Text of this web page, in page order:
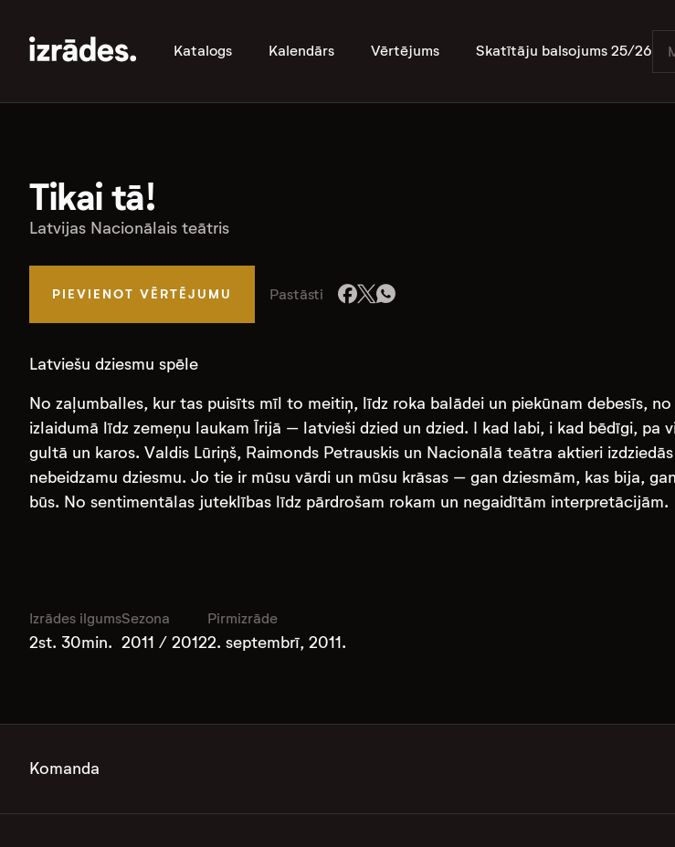
Katalogs Kalendārs Vērtējums Skatītāju balsojums 25/26
Tikai tā!
Latvijas Nacionālais teātris
PIEVIENOT VĒRTĒJUMU Pastāsti
Latviešu dziesmu spēle
No zaļumballes, kur tas puisīts mīl to meitiņ, līdz roka balādei un piekūnam debesīs, no
izlaidumā līdz zemeņu laukam Īrijā – latvieši dzied un dzied. I kad labi, i kad bēdīgi, pa
gultā un karos. Valdis Lūriņš, Raimonds Petrauskis un Nacionālā teātra aktieri
nebeidzamu dziesmu. Jo tie ir mūsu vārdi un mūsu krāsas – gan dziesmām, kas bija,
būs. No sentimentālas juteklības līdz pārdrošam rokam un negaidītām interpretācijām.
Izrādes ilgums
2st. 30min.
Sezona
2011 / 2012
Pirmizrāde
2. septembrī, 2011.
Komanda